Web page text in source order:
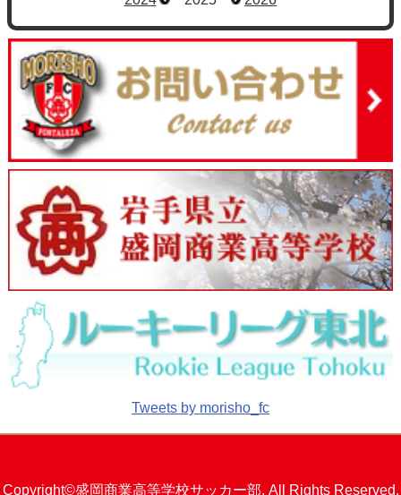
Tweets by morisho_fc
Copyright©盛岡商業高等学校サッカー部. All Rights Reserved.